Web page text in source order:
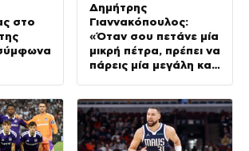
στο
Δημήτρης
Γιαννακόπουλος:
«Όταν σου πετάνε μία
μικρή πέτρα, πρέπει να
πάρεις μία μεγάλη και